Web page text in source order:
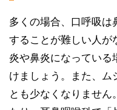
多くの場合、口呼吸は
することが難しい人が
炎や鼻炎になっている
けましょう。また、ム
とも少なくなりませ